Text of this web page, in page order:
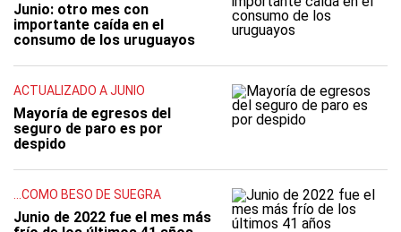
Junio: otro mes con
importante caída en el
consumo de los uruguayos
ACTUALIZADO A JUNIO
Mayoría de egresos del
seguro de paro es por
despido
...COMO BESO DE SUEGRA
Junio de 2022 fue el mes más